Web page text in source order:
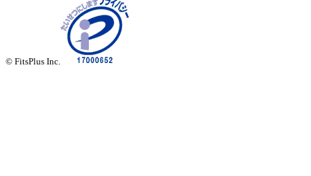
© FitsPlus Inc.